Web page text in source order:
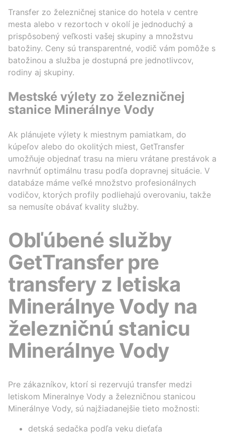
Transfer zo železničnej stanice do hotela v centre
mesta alebo v rezortoch v okolí je jednoduchý a
prispôsobený veľkosti vašej skupiny a množstvu
batožiny. Ceny sú transparentné, vodič vám pomôže s
batožinou a služba je dostupná pre jednotlivcov,
rodiny aj skupiny.
Mestské výlety zo železničnej
stanice Minerálnye Vody
Ak plánujete výlety k miestnym pamiatkam, do
kúpeľov alebo do okolitých miest, GetTransfer
umožňuje objednať trasu na mieru vrátane prestávok a
navrhnúť optimálnu trasu podľa dopravnej situácie. V
databáze máme veľké množstvo profesionálnych
vodičov, ktorých profily podliehajú overovaniu, takže
sa nemusíte obávať kvality služby.
Obľúbené služby
GetTransfer pre
transfery z letiska
Minerálnye Vody na
železničnú stanicu
Minerálnye Vody
Pre zákazníkov, ktorí si rezervujú transfer medzi
letiskom Mineralnye Vody a železničnou stanicou
Minerálnye Vody, sú najžiadanejšie tieto možnosti:
detská sedačka podľa veku dieťaťa